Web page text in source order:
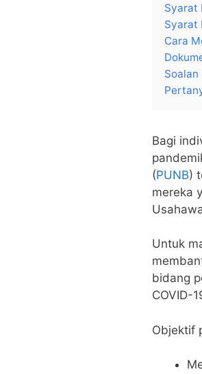
Syarat
Syarat
Cara
Soalan
Bagi
(PUNB)
mereka
Untuk
bidang
COVID-
Objektif